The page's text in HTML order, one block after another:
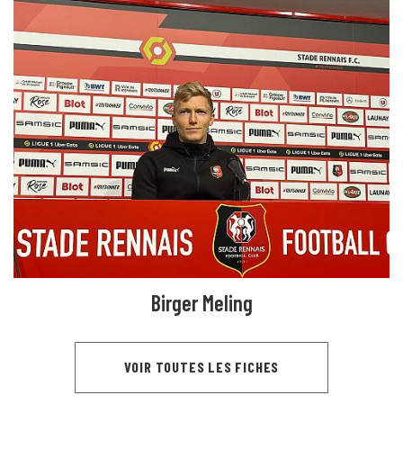
Birger Meling
VOIR TOUTES LES FICHES